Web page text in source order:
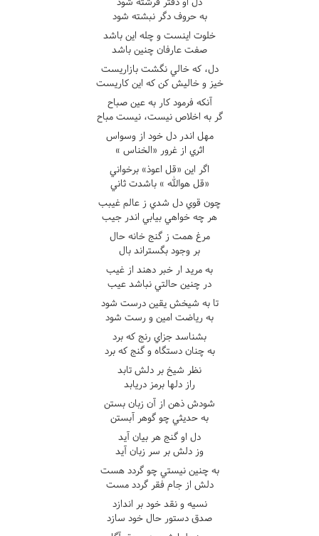
به حروف دگر نبشته شود
خلوت اينست و چله اين باشد
صفت عارفان چنين باشد
دل، که خالي نگشت بازاريست
خيز و خاليش کن که اين کاريست
آنکه فرمود کار به عين صباح
گر به اخلاص نيست، نيست مباح
مهل اندر دل خود از وسواس
اثري از غرور «الخناس »
اگر اين «قل اعوذ» برخواني
«قل هوالله » باشدت ثاني
چون قوي دل شدي ز عالم غيبب
هر چه خواهي بيابي اندر جيب
مرغ همت ز گنج خانه حال
بر وجود بگستراند بال
به مريد ار خبر دهند از غيب
در چنين حالتي نباشد عيب
تا به شيخش يقين درست شود
به رياضت امين و رست شود
بشناسد جزاي رنج که برد
به چنان دستگاه و گنج که برد
نظر شيخ بر دلش تابد
راز دلها برمز دريابد
شودش ذهن از آن زبان بستن
به حديثي چو گوهر آبستن
دل او گنج هر بيان آيد
وز دلش بر سر زبان آيد
به چنين نيستي چو گردد هست
دلش از جام فقر گردد مست
نسيه و نقد خود بر اندازد
صدق دستور حال خود سازد